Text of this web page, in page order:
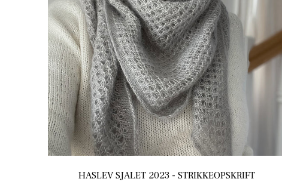
HASLEV SJALET 2023 - STRIKKEOPSKRIFT